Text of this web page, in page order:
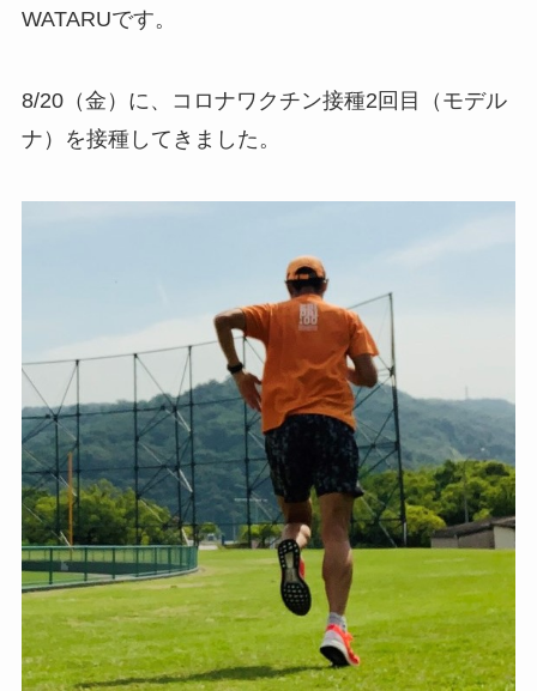
WATARUです。
8/20（金）に、コロナワクチン接種2回目（モデル
ナ）を接種してきました。